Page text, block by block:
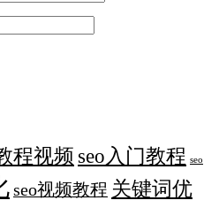
程视频 seo入门教程 seo
seo视频教程 关键词优